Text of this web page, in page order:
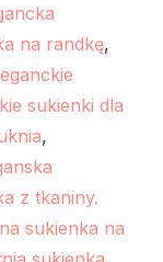
na randkę,
sukienki dla
,
z tkaniny.
sukienka na